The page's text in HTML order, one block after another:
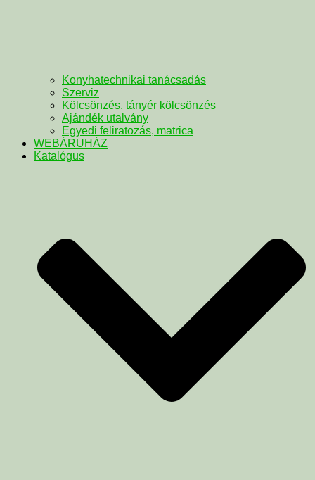
Konyhatechnikai tanácsadás
Szerviz
Kölcsönzés, tányér kölcsönzés
Ajándék utalvány
Egyedi feliratozás, matrica
WEBÁRUHÁZ
Katalógus